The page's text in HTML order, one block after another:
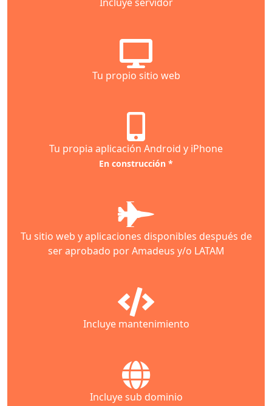
Tu propio sitio web
Tu propia aplicación Android y iPhone
En construcción *
Tu sitio web y aplicaciones disponibles después de
ser aprobado por Amadeus y/o LATAM
Incluye mantenimiento
Incluye sub dominio